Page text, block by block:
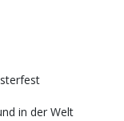
in der Welt